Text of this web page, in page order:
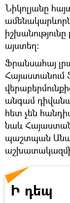
Նիկոլյանը
այստեղ։
Ֆրանսահայ
Հայաստանում
անգամ
հետ չեն
նաև
պաշտպան
աշխատակազմի
Ի դեպ